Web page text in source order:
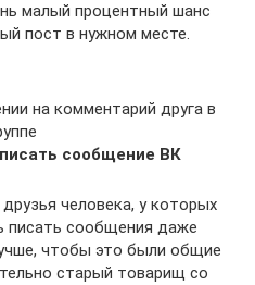
малый процентный шанс
пост в нужном месте.
на комментарий друга в
сообщение ВК
человека, у которых
сообщения даже
чтобы это были общие
старый товарищ со